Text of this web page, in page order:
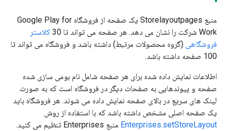
منبع Storelayoutpages یک صفحه از فروشگاه Google Play for
Work شرکت را نشان می دهد. هر صفحه می تواند تا 30
کلاستر
فروشگاهی (گروه محصولات مرتبط) داشته باشد و فروشگاه می تواند تا
100 صفحه داشته باشد.
اطلاعات نمایش داده شده برای هر صفحه شامل نام بومی سازی شده
صفحه و پیوندهایی به صفحات دیگر در فروشگاه است که به صورت
لینک های سریع در بالای صفحه نمایش داده می شوند. هر فروشگاه باید
یک صفحه اصلی مشخص داشته باشد که با استفاده از روش
Enterprises.setStoreLayout
منبع Enterprises تنظیم می کنید.